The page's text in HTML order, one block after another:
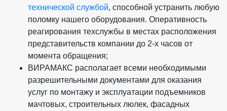
технической службой, способной устранить любую
поломку нашего оборудования. Оперативность
реагирования техслужбы в местах расположения
представительств компании до 2-х часов от
момента обращения;
ВИРАМАКС располагает всеми необходимыми
разрешительными документами для оказания
услуг по монтажу и эксплуатации подъемников
мачтовых, строительных люлек, фасадных